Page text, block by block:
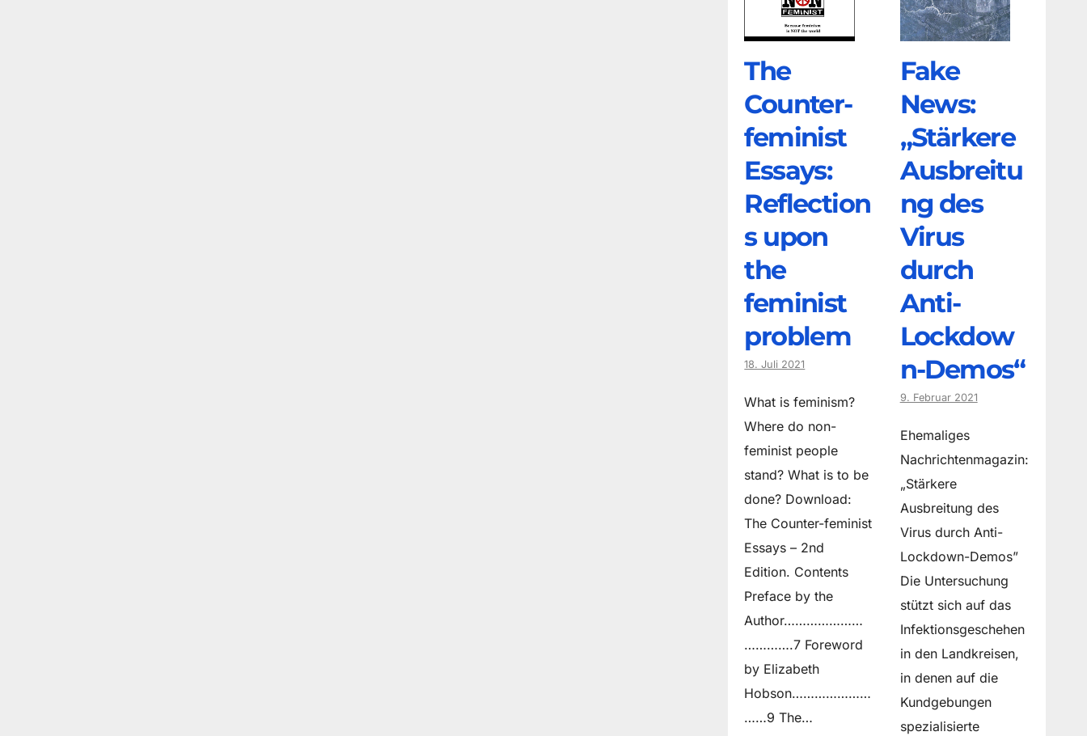
The
Counter­
feminist
Essays:
Reflection
s upon
the
feminist
problem
18. Juli 2021
What is feminism?
Where do non­
feminist people
stand? What is to be
done? Download:
The Counter-feminist
Essays – 2nd
Edition. Contents
Preface by the
Author…………………
………….7 Foreword
by Elizabeth
Hobson…………………
……9 The…
Fake
News:
„Stärkere
Ausbreitu
ng des
Virus
durch
Anti-
Lockdow
n-Demos“
9. Februar 2021
Ehemaliges
Nachrichtenmagazin:
„Stärkere
Ausbreitung des
Virus durch Anti-
Lockdown-Demos”
Die Untersuchung
stützt sich auf das
Infektionsgeschehen
in den Landkreisen,
in denen auf die
Kundgebungen
spezialisierte